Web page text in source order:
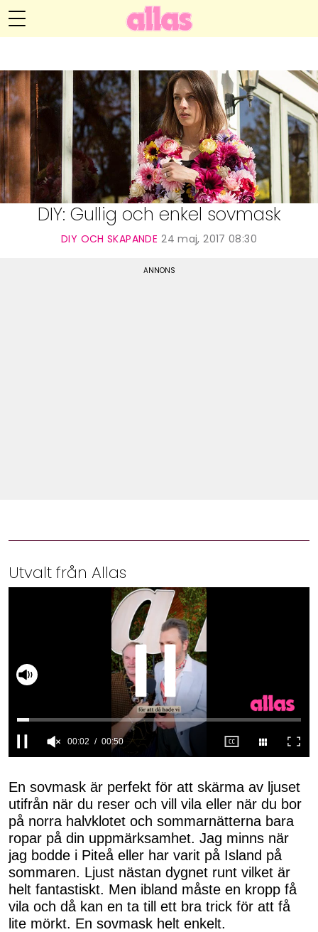
Hälsa
Relationer
Handarbete
Anna María Larssons blogg
Hem
Om Anna María
Kategorier
Arkiv
Kontakt
DIY: Gullig och enkel sovmask
DIY OCH SKAPANDE 24 maj, 2017 08:30
Utvalt från Allas
of
50
seconds
En sovmask är perfekt för att skärma av ljuset
utifrån när du reser och vill vila eller när du bor
på norra halvklotet och sommarnätterna bara
ropar på din uppmärksamhet. Jag minns när
jag bodde i Piteå eller har varit på Island på
sommaren. Ljust nästan dygnet runt vilket är
helt fantastiskt. Men ibland måste en kropp få
vila och då kan en ta till ett bra trick för att få
lite mörkt. En sovmask helt enkelt.